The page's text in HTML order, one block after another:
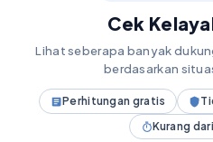
Cek
Lihat seberapa banyak
berdasarkan
Perhitungan gratis
Kurang